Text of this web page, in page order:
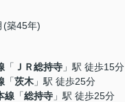
(築45年)
「 ＪＲ総持寺 」駅 徒歩15分
「茨木 」駅 徒歩25分
線 「総持寺 」駅 徒歩25分